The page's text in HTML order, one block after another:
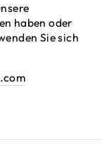
haben oder
Sie sich